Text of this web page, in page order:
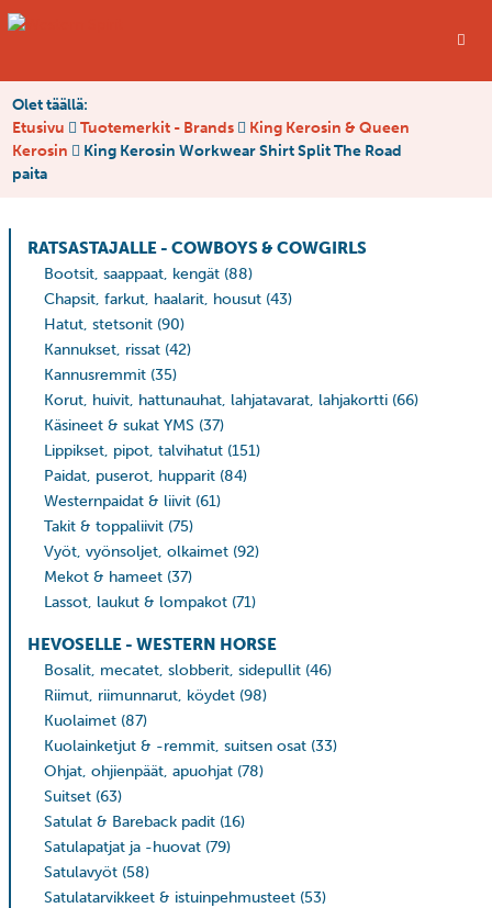
Olet täällä:
Etusivu
Tuotemerkit - Brands
King Kerosin & Queen
Kerosin
King Kerosin Workwear Shirt Split The Road
paita
RATSASTAJALLE - COWBOYS & COWGIRLS
Bootsit, saappaat, kengät (88)
Chapsit, farkut, haalarit, housut (43)
Hatut, stetsonit (90)
Kannukset, rissat (42)
Kannusremmit (35)
Korut, huivit, hattunauhat, lahjatavarat, lahjakortti (66)
Käsineet & sukat YMS (37)
Lippikset, pipot, talvihatut (151)
Paidat, puserot, hupparit (84)
Westernpaidat & liivit (61)
Takit & toppaliivit (75)
Vyöt, vyönsoljet, olkaimet (92)
Mekot & hameet (37)
Lassot, laukut & lompakot (71)
HEVOSELLE - WESTERN HORSE
Bosalit, mecatet, slobberit, sidepullit (46)
Riimut, riimunnarut, köydet (98)
Kuolaimet (87)
Kuolainketjut & -remmit, suitsen osat (33)
Ohjat, ohjienpäät, apuohjat (78)
Suitset (63)
Satulat & Bareback padit (16)
Satulapatjat ja -huovat (79)
Satulavyöt (58)
Satulatarvikkeet & istuinpehmusteet (53)